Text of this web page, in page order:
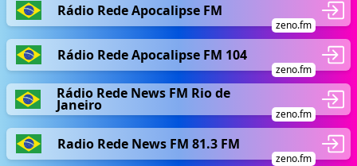
Rádio Rede Apocalipse FM
zeno.fm
Rádio Rede Apocalipse FM 104
zeno.fm
Rádio Rede News FM Rio de
Janeiro
zeno.fm
Radio Rede News FM 81.3 FM
zeno.fm